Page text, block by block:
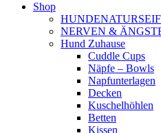
Shop
NERVEN &
Hund Zuhause
Cuddle Cups
Näpfe – Bowls
Napfunterlagen
Decken
Kuschelhöhlen
Betten
Kissen